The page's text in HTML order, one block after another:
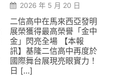
2026 年 5 月 20 日
二信高中在馬來西亞發明
展榮獲得最高榮譽「金中
金」閃亮全場 【本報
訊】基隆二信高中再度於
國際舞台展現亮眼實力！
日 […]